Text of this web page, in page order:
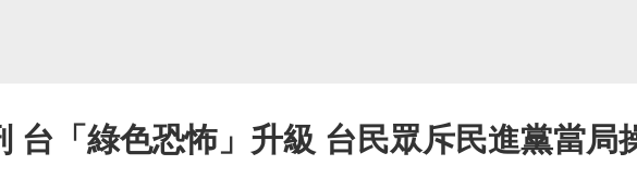
台「綠色恐怖」升級 台民眾斥民進黨當局